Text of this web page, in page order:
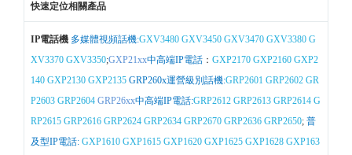
快速定位相關產品
IP電話機 多媒體視頻話機:GXV3480 GXV3450 GXV3470 GXV3380 G
XV3370 GXV3350;GXP21xx中高端IP電話 ： GXP2170 GXP2160 GXP2
140 GXP2130 GXP2135 GRP260x運營級別話機:GRP2601 GRP2602 GR
P2603 GRP2604 GRP26xx中高端IP電話:GRP2612 GRP2613 GRP2614 G
RP2615 GRP2616 GRP2624 GRP2634 GRP2670 GRP2636 GRP2650; 普
及型IP電話: GXP1610 GXP1615 GXP1620 GXP1625 GXP1628 GXP163